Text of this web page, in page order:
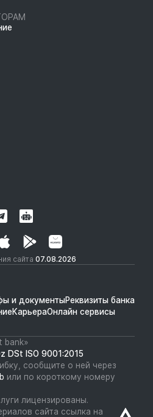
сайта 07.08.2026
и документыРеквизиты банка
КарьераОнлайн сервисы
bank»
DSt ISO 9001:2015
сообщите о ней через
или по короткому номеру
лицензированы.
сайта ссылка на